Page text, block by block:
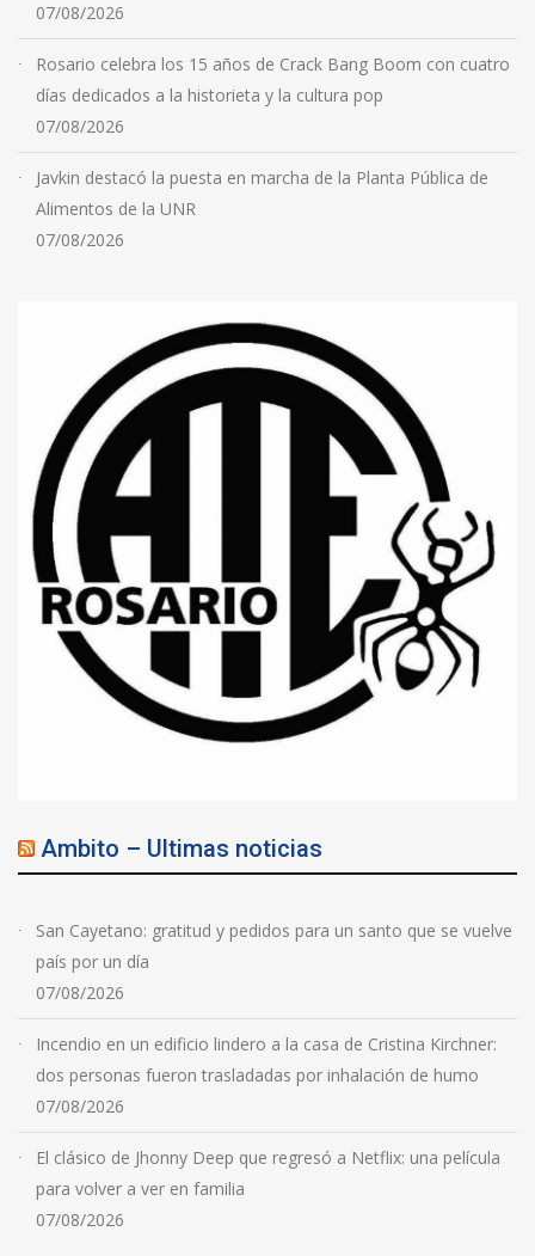
07/08/2026
Rosario celebra los 15 años de Crack Bang Boom con cuatro
días dedicados a la historieta y la cultura pop
07/08/2026
Javkin destacó la puesta en marcha de la Planta Pública de
Alimentos de la UNR
07/08/2026
Ambito – Ultimas noticias
San Cayetano: gratitud y pedidos para un santo que se vuelve
país por un día
07/08/2026
Incendio en un edificio lindero a la casa de Cristina Kirchner:
dos personas fueron trasladadas por inhalación de humo
07/08/2026
El clásico de Jhonny Deep que regresó a Netflix: una película
para volver a ver en familia
07/08/2026